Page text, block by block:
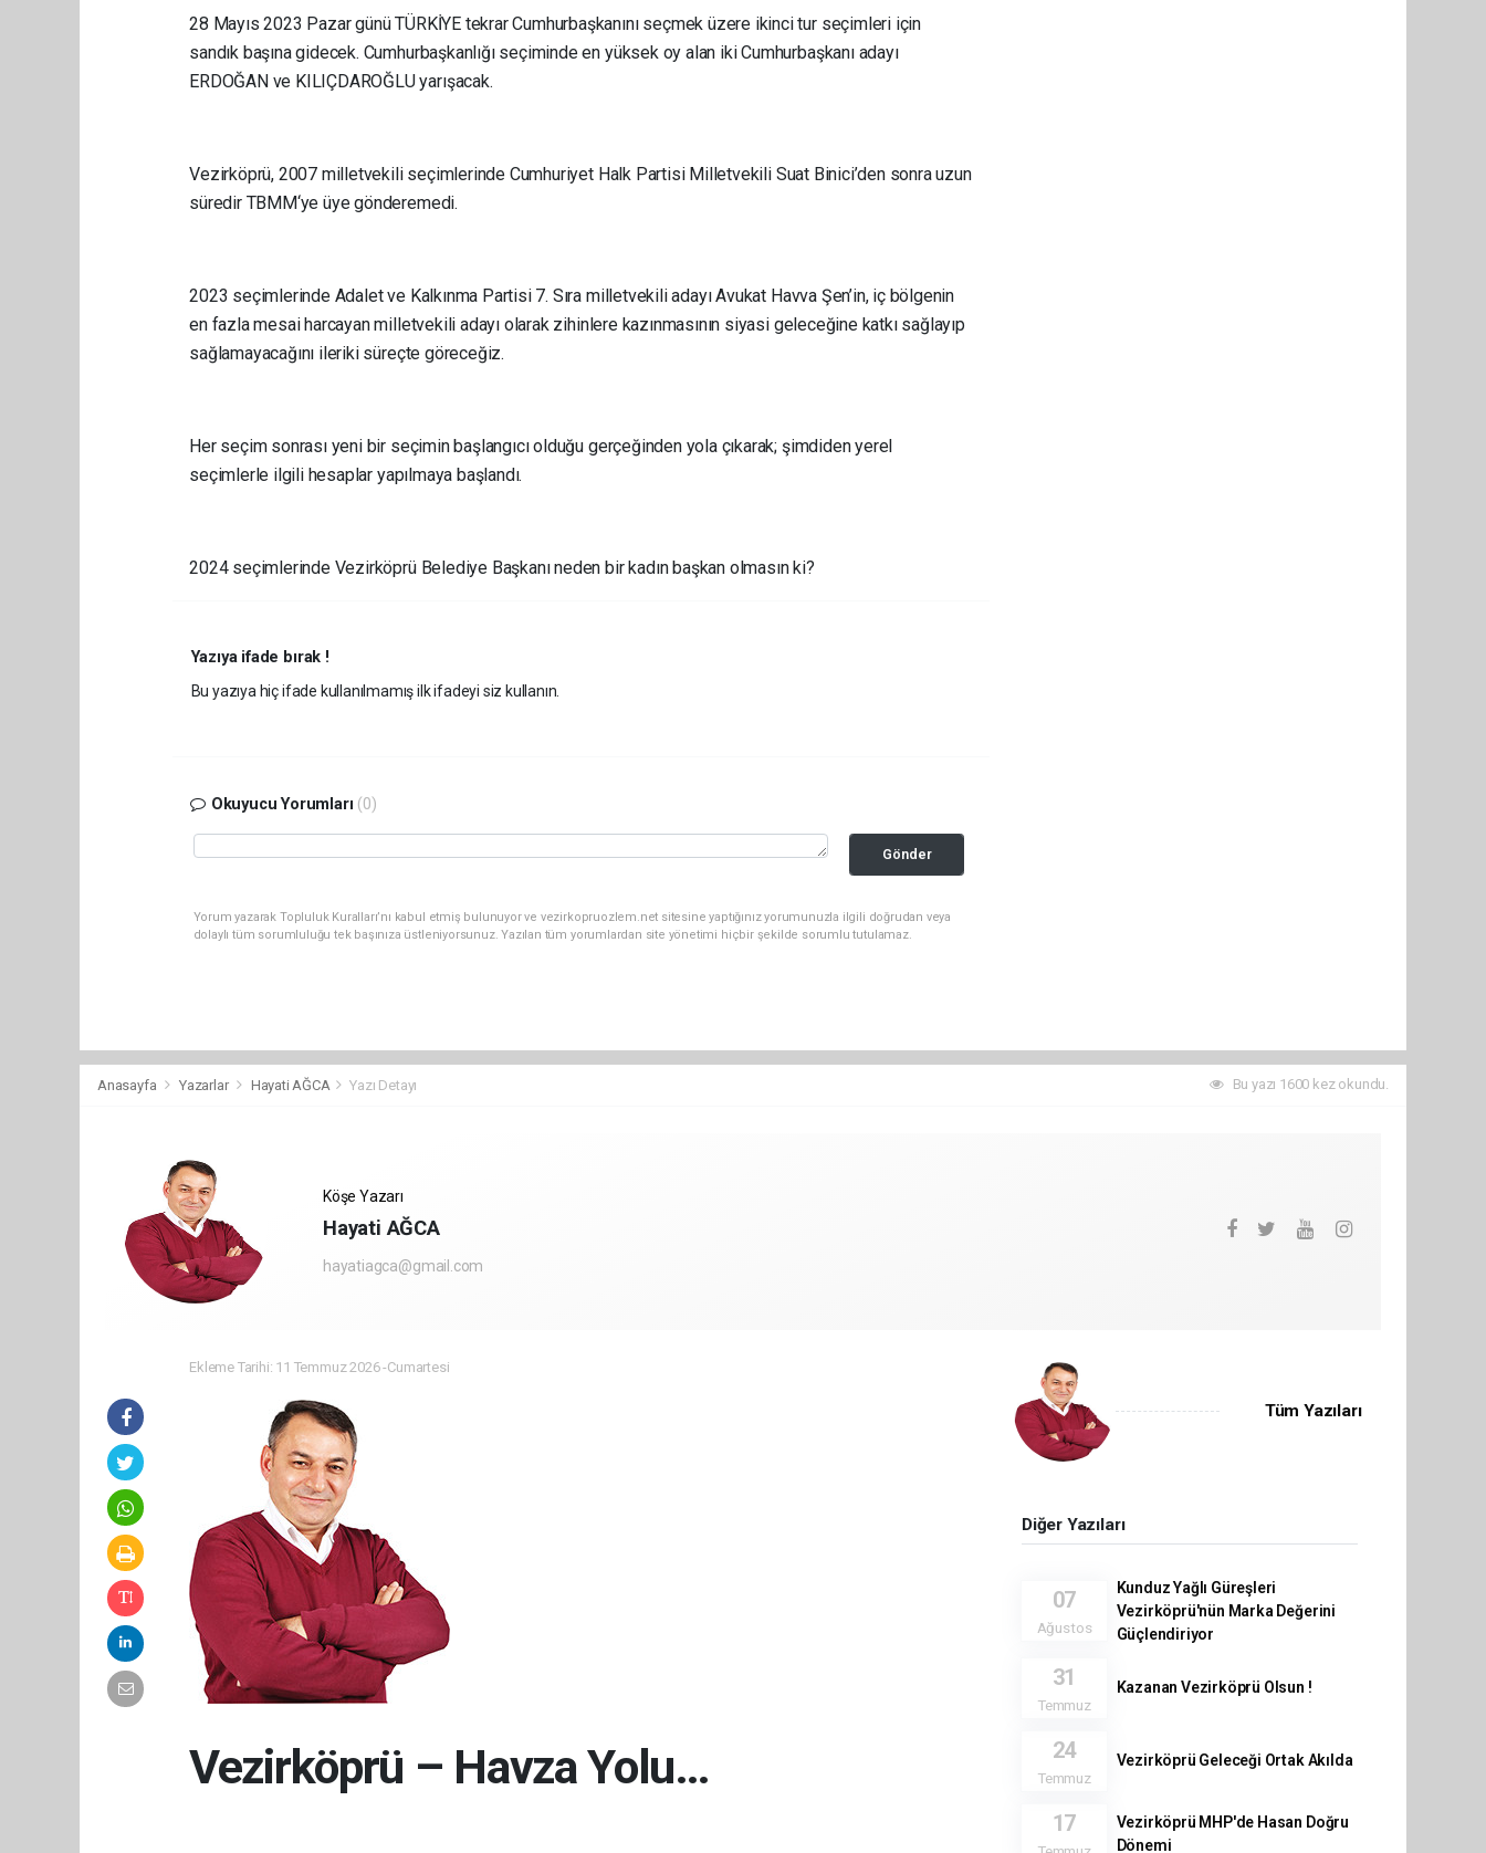
28 Mayıs 2023 Pazar günü TÜRKİYE tekrar Cumhurbaşkanını seçmek üzere ikinci tur seçimleri için
sandık başına gidecek. Cumhurbaşkanlığı seçiminde en yüksek oy alan iki Cumhurbaşkanı adayı
ERDOĞAN ve KILIÇDAROĞLU yarışacak.
Vezirköprü, 2007 milletvekili seçimlerinde Cumhuriyet Halk Partisi Milletvekili Suat Binici’den sonra uzun
süredir TBMM‘ye üye gönderemedi.
2023 seçimlerinde Adalet ve Kalkınma Partisi 7. Sıra milletvekili adayı Avukat Havva Şen’in, iç bölgenin
en fazla mesai harcayan milletvekili adayı olarak zihinlere kazınmasının siyasi geleceğine katkı sağlayıp
sağlamayacağını ileriki süreçte göreceğiz.
Her seçim sonrası yeni bir seçimin başlangıcı olduğu gerçeğinden yola çıkarak; şimdiden yerel
seçimlerle ilgili hesaplar yapılmaya başlandı.
2024 seçimlerinde Vezirköprü Belediye Başkanı neden bir kadın başkan olmasın ki?
Yazıya ifade bırak !
Bu yazıya hiç ifade kullanılmamış ilk ifadeyi siz kullanın.
Okuyucu Yorumları (0)
Gönder
Yorum yazarak Topluluk Kuralları’nı kabul etmiş bulunuyor ve vezirkopruozlem.net sitesine yaptığınız yorumunuzla ilgili doğrudan veya
dolaylı tüm sorumluluğu tek başınıza üstleniyorsunuz. Yazılan tüm yorumlardan site yönetimi hiçbir şekilde sorumlu tutulamaz.
Anasayfa Yazarlar Hayati AĞCA Yazı Detayı Bu yazı 1600 kez okundu.
Köşe Yazarı
Hayati AĞCA
hayatiagca@gmail.com
Ekleme Tarihi: 11 Temmuz 2026 -Cumartesi
Vezirköprü – Havza Yolu…
Tüm Yazıları
Diğer Yazıları
07
Ağustos
Kunduz Yağlı Güreşleri
Vezirköprü'nün Marka Değerini
Güçlendiriyor
31
Temmuz
Kazanan Vezirköprü Olsun !
24
Temmuz
Vezirköprü Geleceği Ortak Akılda
17
Vezirköprü MHP'de Hasan Doğru
Dönemi